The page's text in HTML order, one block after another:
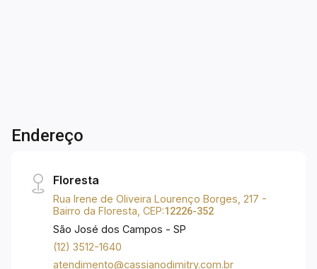
Endereço
Floresta
Rua Irene de Oliveira Lourenço Borges, 217 -
Bairro da Floresta, CEP:12226-352
São José dos Campos - SP
(12) 3512-1640
atendimento@cassianodimitry.com.br